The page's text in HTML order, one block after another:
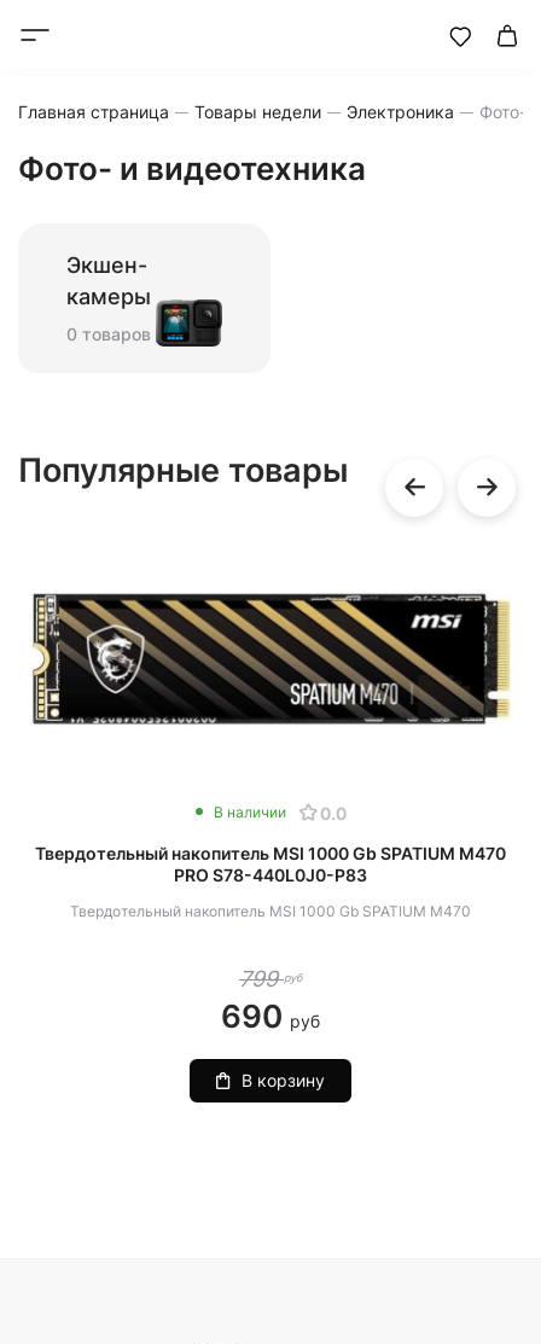
Главная страница Товары недели Электроника Фото-
Фото- и видеотехника
Экшен-
камеры
0 товаров
Популярные товары
В наличии
0.0
Твердотельный накопитель MSI 1000 Gb SPATIUM M470
PRO S78-440L0J0-P83
Твердотельный накопитель MSI 1000 Gb SPATIUM M470
799руб
690 руб
В корзину